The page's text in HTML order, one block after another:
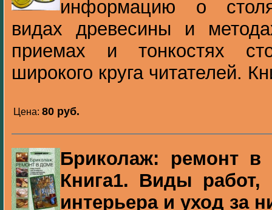
информацию о
видах древесины и
приемах и тонкостях
широкого круга читателей.
Цена: 80 pуб.
Бриколаж: ремонт в
Книга1. Виды работ,
интерьера и уход за